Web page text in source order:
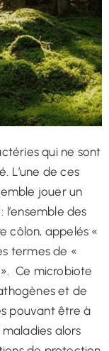
qui ne sont
L’une de ces
jouer un
des
côlon, appelés «
termes de «
Ce microbiote
et de
pouvant être à
alors